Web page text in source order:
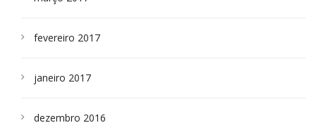
fevereiro 2017
janeiro 2017
dezembro 2016